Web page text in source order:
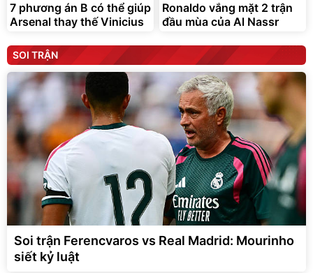
7 phương án B có thể giúp
Arsenal thay thế Vinicius
Ronaldo vắng mặt 2 trận
đầu mùa của Al Nassr
SOI TRẬN
Soi trận Ferencvaros vs Real Madrid: Mourinho
siết kỷ luật